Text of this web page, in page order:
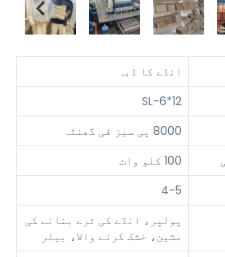
انڈے کا ڈبہ
SL-6*12
8000 پی سیز فی گھنٹہ
100 کلو واٹ
4-5
پولپر، انڈے کی ٹرے بنانے کی
مشین، خشک کرنے والا، بیلر